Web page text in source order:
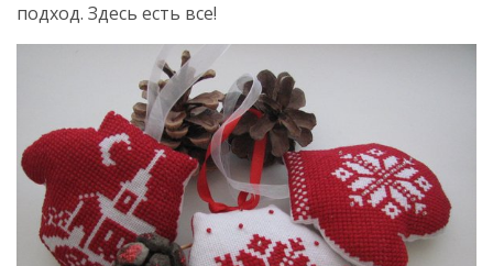
подход. Здесь есть все!